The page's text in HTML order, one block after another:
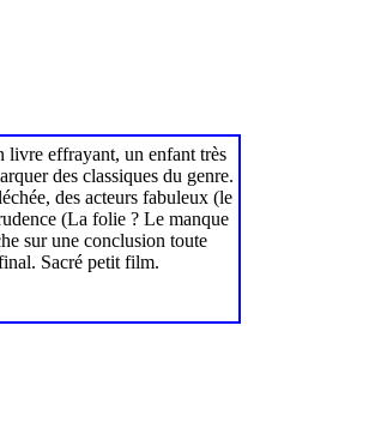
livre effrayant, un enfant très
des classiques du genre.
des acteurs fabuleux (le
(La folie ? Le manque
sur une conclusion toute
Sacré petit film.